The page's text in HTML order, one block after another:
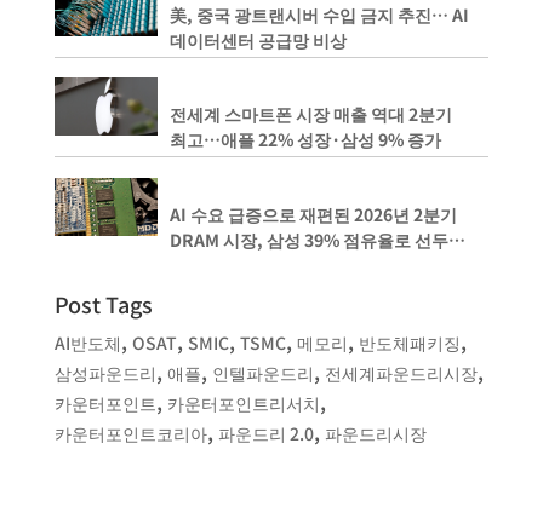
美, 중국 광트랜시버 수입 금지 추진… AI
데이터센터 공급망 비상
전세계 스마트폰 시장 매출 역대 2분기
최고…애플 22% 성장·삼성 9% 증가
AI 수요 급증으로 재편된 2026년 2분기
DRAM 시장, 삼성 39% 점유율로 선두
Post Tags
AI반도체, OSAT, SMIC, TSMC, 메모리, 반도체패키징,
삼성파운드리, 애플, 인텔파운드리, 전세계파운드리시장,
카운터포인트, 카운터포인트리서치,
카운터포인트코리아, 파운드리 2.0, 파운드리시장